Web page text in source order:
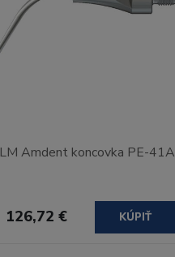
LM Amdent koncovka PE-41A
126,72 € KÚPIŤ